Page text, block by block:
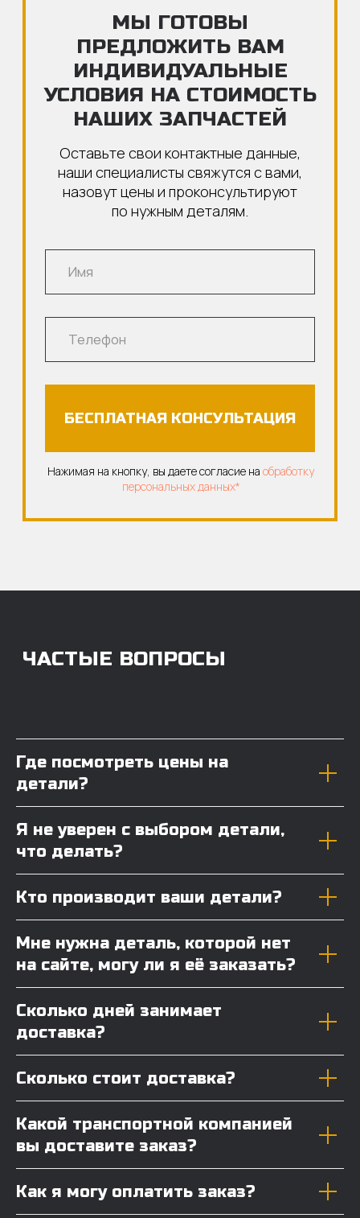
Где посмотреть цены на
детали?
Я не уверен с выбором детали,
что делать?
Кто производит ваши детали?
Мне нужна деталь, которой нет
на сайте, могу ли я её заказать?
Сколько дней занимает
доставка?
Сколько стоит доставка?
Какой транспортной компанией
вы доставите заказ?
Как я могу оплатить заказ?